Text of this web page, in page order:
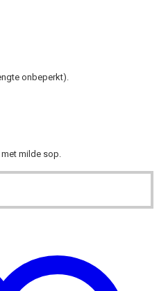
onbeperkt).
milde sop.